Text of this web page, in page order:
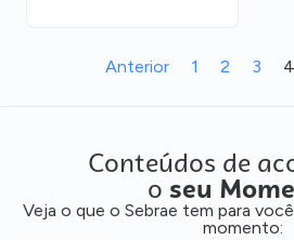
Anterior 1 2 3 4
Conteúdos de
o seu
Veja o que o Sebrae tem para
momento: